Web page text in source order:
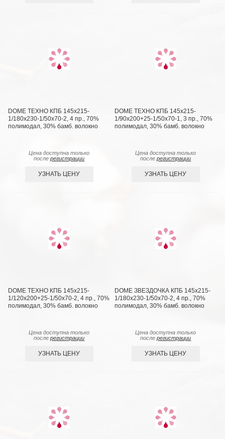
DOME ТЕХНО КПБ 145х215-
1/180х230-1/50х70-2, 4 пр., 70%
полимодал, 30% бамб. волокно
Цена доступна только
послерегистрации
УЗНАТЬ ЦЕНУ
DOME ТЕХНО КПБ 145х215-
1/90х200+25-1/50х70-1, 3 пр., 70%
полимодал, 30% бамб. волокно
Цена доступна только
послерегистрации
УЗНАТЬ ЦЕНУ
DOME ТЕХНО КПБ 145х215-
1/120х200+25-1/50х70-2, 4 пр., 70%
полимодал, 30% бамб. волокно
Цена доступна только
послерегистрации
УЗНАТЬ ЦЕНУ
DOME ЗВЕЗДОЧКА КПБ 145х215-
1/180х230-1/50х70-2, 4 пр., 70%
полимодал, 30% бамб. волокно
Цена доступна только
послерегистрации
УЗНАТЬ ЦЕНУ